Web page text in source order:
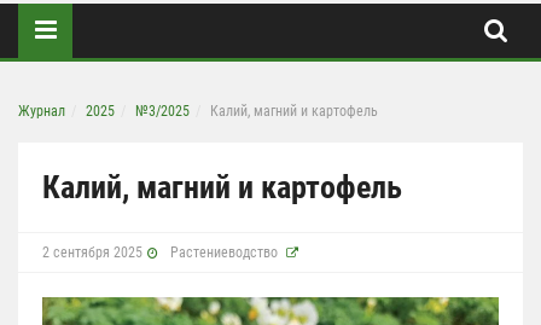
Журнал 2025 №3/2025 Калий, магний и картофель
Калий, магний и картофель
2 сентября 2025 Растениеводство